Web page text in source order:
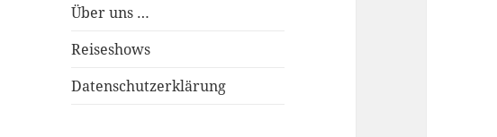
Über uns …
Reiseshows
Datenschutzerklärung